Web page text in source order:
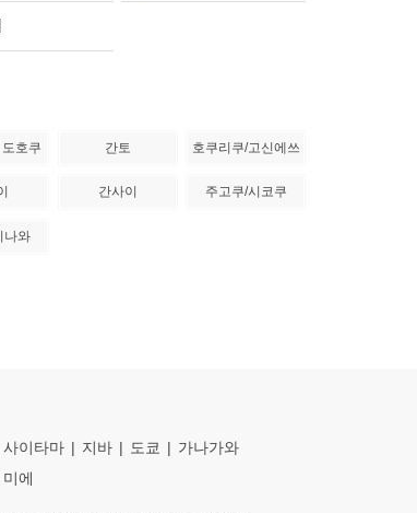
호쿠 간토 호쿠리쿠/고신에쓰
간사이 주고쿠/시코쿠
나와
사이타마 지바 도쿄
가나가와
미에